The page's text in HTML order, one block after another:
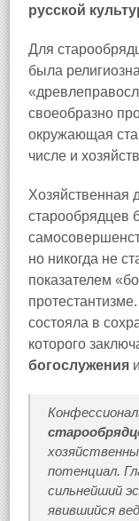
русской
Для
была
своеобразно
окружающая
числе и
Хозяйственная
старообрядцев
но никогда не
показателем
состояла в
которого
богослужения
потенциал.
сильнейший
явившийся